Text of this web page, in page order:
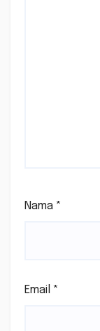
Nama *
Email *